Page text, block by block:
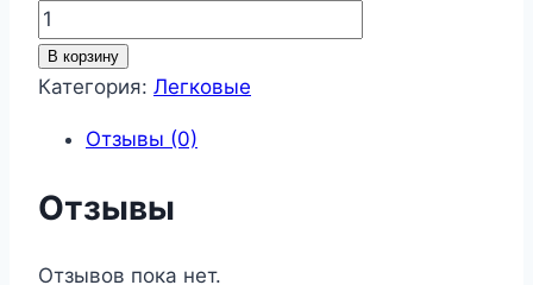
Количество
товара
Легковые
В корзину
Категория: Легковые
Отзывы (0)
Отзывы
Отзывов пока нет.